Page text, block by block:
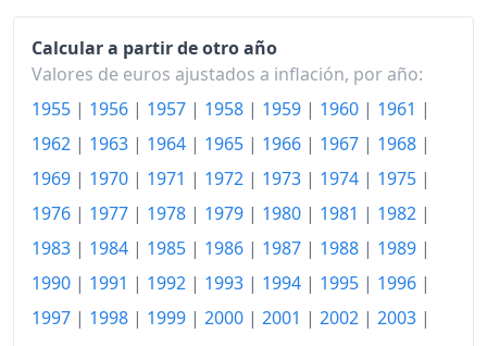
2025
187.00
2026-06
196.18
Calcular a partir de otro año
Valores de euros ajustados a inflación, por año:
1955 | 1956 | 1957 | 1958 | 1959 | 1960 | 1961 |
1962 | 1963 | 1964 | 1965 | 1966 | 1967 | 1968 |
1969 | 1970 | 1971 | 1972 | 1973 | 1974 | 1975 |
1976 | 1977 | 1978 | 1979 | 1980 | 1981 | 1982 |
1983 | 1984 | 1985 | 1986 | 1987 | 1988 | 1989 |
1990 | 1991 | 1992 | 1993 | 1994 | 1995 | 1996 |
1997 | 1998 | 1999 | 2000 | 2001 | 2002 | 2003 |